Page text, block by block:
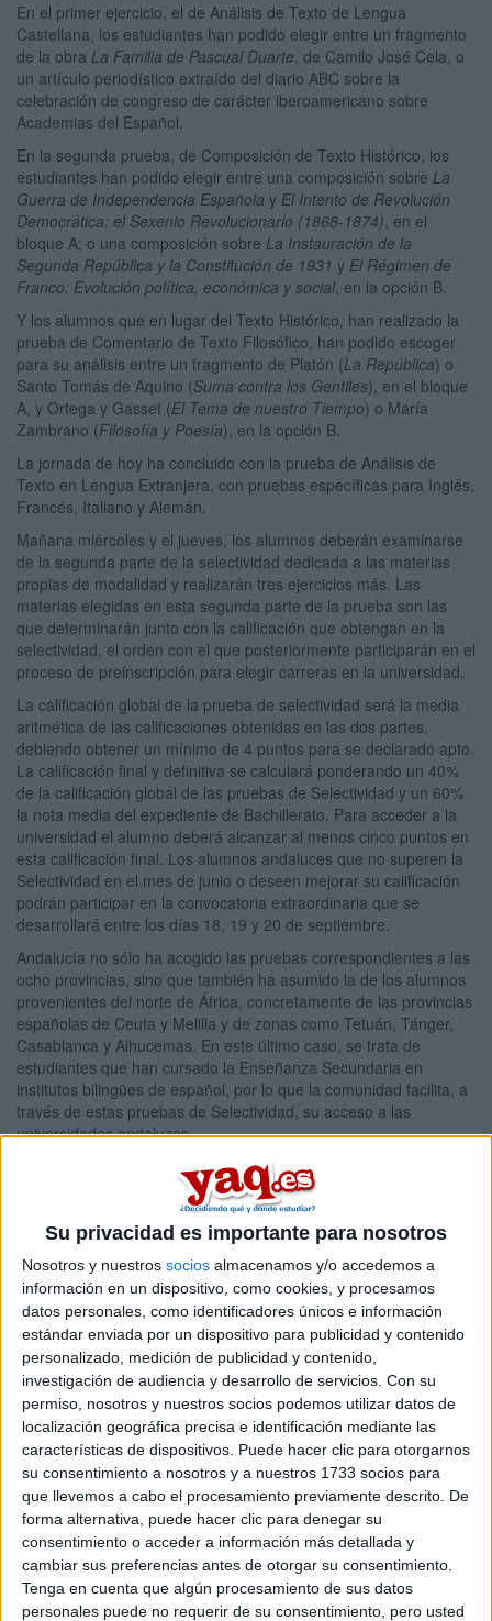
Su privacidad es importante para nosotros
Nosotros y nuestros socios almacenamos y/o accedemos a
información en un dispositivo, como cookies, y procesamos
datos personales, como identificadores únicos e información
estándar enviada por un dispositivo para publicidad y contenido
personalizado, medición de publicidad y contenido,
investigación de audiencia y desarrollo de servicios. Con su
permiso, nosotros y nuestros socios podemos utilizar datos de
localización geográfica precisa e identificación mediante las
características de dispositivos. Puede hacer clic para otorgarnos
su consentimiento a nosotros y a nuestros 1733 socios para
que llevemos a cabo el procesamiento previamente descrito. De
forma alternativa, puede hacer clic para denegar su
consentimiento o acceder a información más detallada y
cambiar sus preferencias antes de otorgar su consentimiento.
Tenga en cuenta que algún procesamiento de sus datos
personales puede no requerir de su consentimiento, pero usted
En el primer ejercicio, el de Análisis de Texto de Lengua
Castellana, los estudiantes han podido elegir entre un fragmento
de la obra La Familia de Pascual Duarte, de Camilo José Cela, o
un artículo periodístico extraído del diario ABC sobre la
celebración de congreso de carácter iberoamericano sobre
Academias del Español.
En la segunda prueba, de Composición de Texto Histórico, los
estudiantes han podido elegir entre una composición sobre La
Guerra de Independencia Española y El Intento de Revolución
Democrática: el Sexenio Revolucionario (1868-1874), en el
bloque A; o una composición sobre La Instauración de la
Segunda República y la Constitución de 1931 y El Régimen de
Franco: Evolución política, económica y social, en la opción B.
Y los alumnos que en lugar del Texto Histórico, han realizado la
prueba de Comentario de Texto Filosófico, han podido escoger
para su análisis entre un fragmento de Platón (La República) o
Santo Tomás de Aquino (Suma contra los Gentiles), en el bloque
A, y Ortega y Gasset (El Tema de nuestro Tiempo) o María
Zambrano (Filosofía y Poesía), en la opción B.
La jornada de hoy ha concluido con la prueba de Análisis de
Texto en Lengua Extranjera, con pruebas específicas para Inglés,
Francés, Italiano y Alemán.
Mañana miércoles y el jueves, los alumnos deberán examinarse
de la segunda parte de la selectividad dedicada a las materias
propias de modalidad y realizarán tres ejercicios más. Las
materias elegidas en esta segunda parte de la prueba son las
que determinarán junto con la calificación que obtengan en la
selectividad, el orden con el que posteriormente participarán en el
proceso de preinscripción para elegir carreras en la universidad.
La calificación global de la prueba de selectividad será la media
aritmética de las calificaciones obtenidas en las dos partes,
debiendo obtener un mínimo de 4 puntos para se declarado apto.
La calificación final y definitiva se calculará ponderando un 40%
de la calificación global de las pruebas de Selectividad y un 60%
la nota media del expediente de Bachillerato. Para acceder a la
universidad el alumno deberá alcanzar al menos cinco puntos en
esta calificación final. Los alumnos andaluces que no superen la
Selectividad en el mes de junio o deseen mejorar su calificación
podrán participar en la convocatoria extraordinaria que se
desarrollará entre los días 18, 19 y 20 de septiembre.
Andalucía no sólo ha acogido las pruebas correspondientes a las
ocho provincias, sino que también ha asumido la de los alumnos
provenientes del norte de África, concretamente de las provincias
españolas de Ceuta y Melilla y de zonas como Tetuán, Tánger,
Casablanca y Alhucemas. En este último caso, se trata de
estudiantes que han cursado la Enseñanza Secundaria en
institutos bilingües de español, por lo que la comunidad facilita, a
través de estas pruebas de Selectividad, su acceso a las
universidades andaluzas.
Los resultados de estas pruebas serán publicados por cada una
de las universidades andaluzas en sus tablones y página web a
medida que los correctores las entreguen, sin que esa
publicación tenga que ser simultánea. Del mismo modo, aquellos
alumnos que no estén conformes con su calificación y quieren
presentar una reclamación, deberán atenerse a los plazos
específicos que establezca su universidad, que no tienen que
coincidir con el del resto.
Para aquellos estudiantes que aprueben la selectividad en esta
convocatoria de junio el periodo de solicitud de acceso a las
universidades andaluzas se iniciará el próximo 28 de junio, fecha
en la que comienza el plazo para la entrega de las solicitudes,
que permanecerá abierto hasta el 12 de julio.
La preinscripción para el acceso a la universidad se podrán
realizar en la dirección
www.juntadeandalucia.es/innovacioncienciayempresa
que los alumnos podrán consultar a través de la web de la
Consejería de Innovación, Ciencia y Empresa todo el
procedimiento de adjudicación de plaza para, posteriormente,
formalizar su matrícula en la facultad o centro universitario